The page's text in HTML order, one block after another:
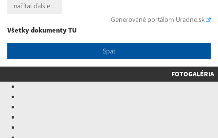
načítať ďalšie ...
Generované portálom Uradne.sk
Všetky dokumenty TU
Späť
FOTOGALÉRIA